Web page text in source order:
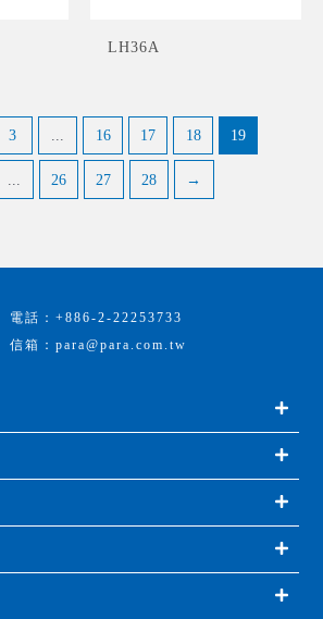
LH36A
3 ... 16 17 18 19
26 27 28 →
電話：+886-2-22253733
信箱：para@para.com.tw